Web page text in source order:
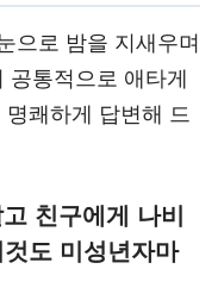
으로 밤을 지새우며
통적으로 애타게
쾌하게 답변해 드
친구에게 나비
도 미성년자마